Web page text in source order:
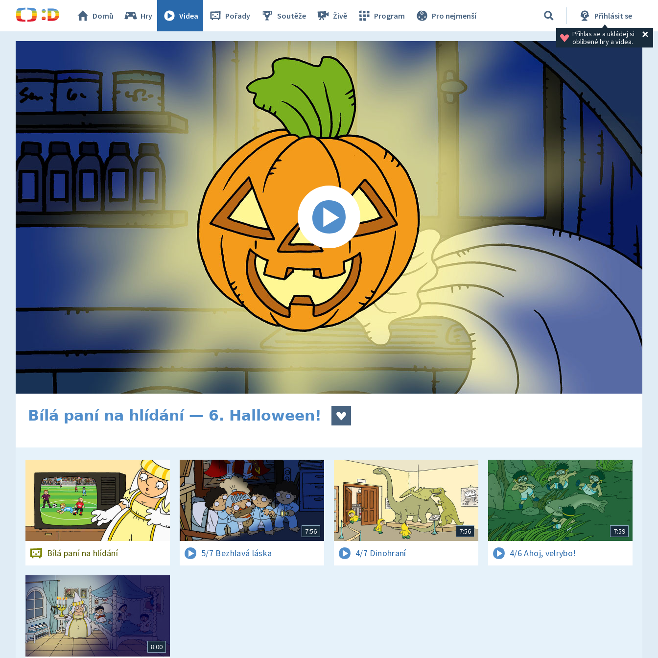
Domů Hry Videa Pořady Soutěže Živě Program Pro nejmenší Přihlásit se
Přihlas se a ukládej si
oblíbené hry a videa.
Bílá paní na hlídání — 6. Halloween!
Bílá paní na hlídání
7:56
5/7 Bezhlavá láska
7:56
4/7 Dinohraní
7:59
4/6 Ahoj, velrybo!
8:00